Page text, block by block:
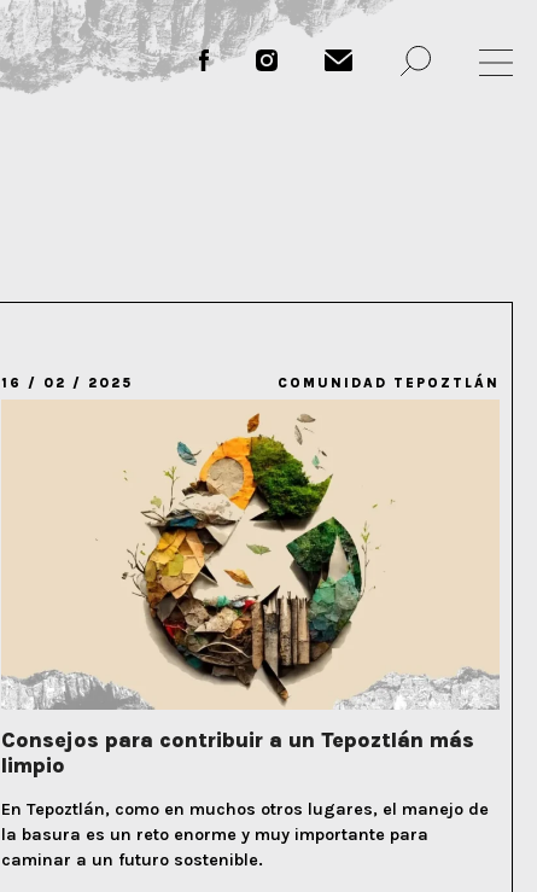
16 / 02 / 2025 COMUNIDAD TEPOZTLÁN
Consejos para contribuir a un Tepoztlán más
limpio
En Tepoztlán, como en muchos otros lugares, el manejo de
la basura es un reto enorme y muy importante para
caminar a un futuro sostenible.